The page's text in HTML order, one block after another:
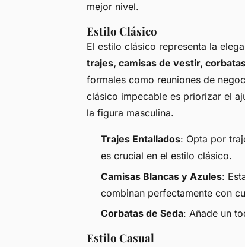
mejor nivel.
Estilo Clásico
El estilo clásico representa la
trajes, camisas de vestir,
formales como reuniones de
clásico impecable es priorizar el
la figura masculina.
Trajes Entallados: Opta por
es crucial en el estilo clásico.
Camisas Blancas y Azules:
combinan perfectamente con
Corbatas de Seda: Añade un
Estilo Casual